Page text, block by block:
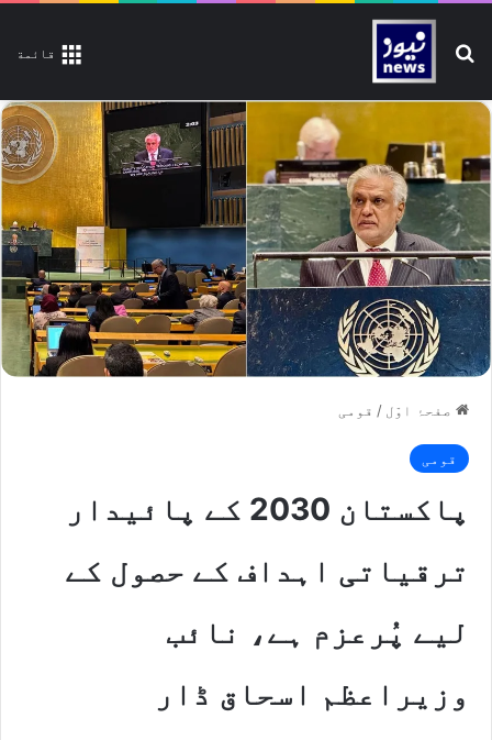
قائمة تلاش کیجیے
صفحۂ اوّل / قومی
قومی
پاکستان 2030 کے پائیدار
ترقیاتی اہداف کے حصول کے
لیے پُرعزم ہے، نائب
وزیراعظم اسحاق ڈار